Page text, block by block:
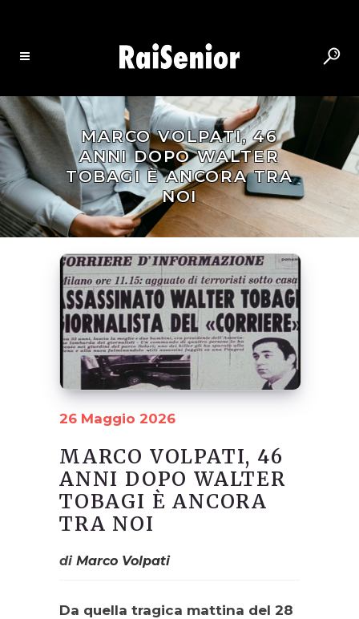
MARCO VOLPATI, 46
ANNI DOPO WALTER
TOBAGI È ANCORA TRA
NOI
26 Maggio 2026
MARCO VOLPATI, 46
ANNI DOPO WALTER
TOBAGI È ANCORA
TRA NOI
diMarco Volpati
Da quella tragica mattina del 28